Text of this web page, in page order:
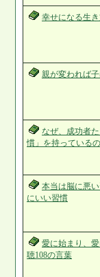
幸せになる生
親が変われば
なぜ、成功者
慣」を持っている
本当は脳に悪
にいい習慣
愛に始まり、
聴108の言葉